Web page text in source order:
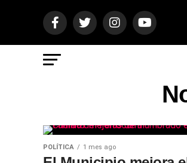
POLÍTICA 1 mes ago